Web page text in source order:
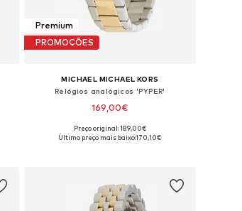
Premium
PROMOÇÕES
MICHAEL MICHAEL KORS
Relógios analógicos 'PYPER'
169,00€
Tamanhos disponíveis: One Size
Preço original: 189,00€
Último preço mais baixo:170,10€